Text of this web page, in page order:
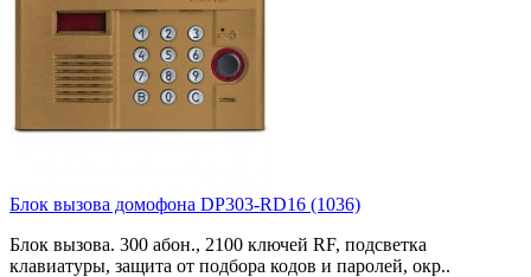
Блок вызова домофона DP303-RD16 (1036)
Блок вызова. 300 абон., 2100 ключей RF, подсветка
клавиатуры, защита от подбора кодов и паролей, окр..